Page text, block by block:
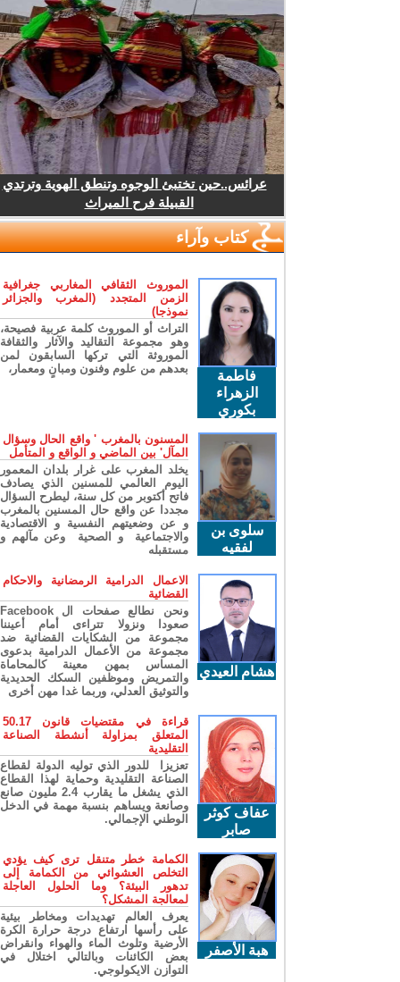
عرائس..حين تختبئ الوجوه وتنطق الهوية وترتدي
القبيلة فرح الميراث
كتاب وآراء
فاطمة
الزهراء
بكوري
الموروث الثقافي المغاربي جغرافية
الزمن المتجدد (المغرب والجزائر
نموذجا)
التراث أو الموروث كلمة عربية فصيحة،
وهو مجموعة التقاليد والآثار والثقافة
الموروثة التي تركها السابقون لمن
بعدهم من علوم وفنون ومبانٍ ومعمار،
سلوى بن
لفقيه
المسنون بالمغرب ' واقع الحال وسؤال
المآل' بين الماضي و الواقع و المتأمل
يخلد المغرب على غرار بلدان المعمور
اليوم العالمي للمسنين الذي يصادف
فاتح أكتوبر من كل سنة، ليطرح السؤال
مجددا عن واقع حال المسنين بالمغرب
و عن وضعيتهم النفسية و الاقتصادية
والاجتماعية و الصحية وعن مآلهم و
مستقبله
هشام العيدي
الاعمال الدرامية الرمضانية والاحكام
القضائية
ونحن نطالع صفحات ال Facebook
صعودا ونزولا تتراءى أمام أعيننا
مجموعة من الشكايات القضائية ضد
مجموعة من الأعمال الدرامية بدعوى
المساس بمهن معينة كالمحاماة
والتمريض وموظفين السكك الحديدية
والتوثيق العدلي، وربما غدا مهن أخرى
عفاف كوثر
صابر
قراءة في مقتضيات قانون 50.17
المتعلق بمزاولة أنشطة الصناعة
التقليدية
تعزيزا للدور الذي توليه الدولة لقطاع
الصناعة التقليدية وحماية لهذا القطاع
الذي يشغل ما يقارب 2.4 مليون صانع
وصانعة ويساهم بنسبة مهمة في الدخل
الوطني الإجمالي.
هبة الأصفر
الكمامة خطر متنقل ترى كيف يؤدي
التخلص العشوائي من الكمامة إلى
تدهور البيئة؟ وما الحلول العاجلة
لمعالجة المشكل؟
يعرف العالم تهديدات ومخاطر بيئية
على رأسها ارتفاع درجة حرارة الكرة
الأرضية وتلوث الماء والهواء وانقراض
بعض الكائنات وبالتالي اختلال في
التوازن الايكولوجي.